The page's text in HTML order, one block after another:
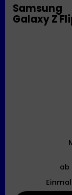
Samsung
Galaxy Z
ab